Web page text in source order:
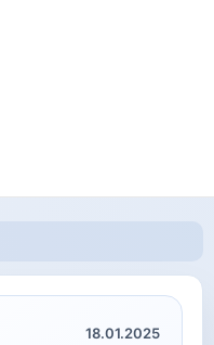
18.01.2025